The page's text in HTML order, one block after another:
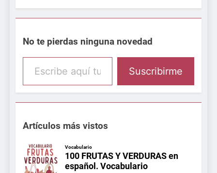
No te pierdas ninguna novedad
Escribe aquí tu email
Suscribirme
Artículos más vistos